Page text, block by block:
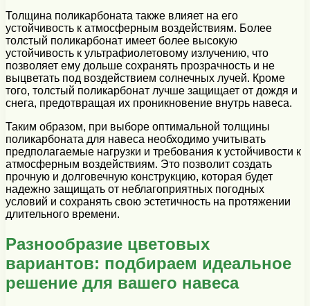
Толщина поликарбоната также влияет на его
устойчивость к атмосферным воздействиям. Более
толстый поликарбонат имеет более высокую
устойчивость к ультрафиолетовому излучению, что
позволяет ему дольше сохранять прозрачность и не
выцветать под воздействием солнечных лучей. Кроме
того, толстый поликарбонат лучше защищает от дождя и
снега, предотвращая их проникновение внутрь навеса.
Таким образом, при выборе оптимальной толщины
поликарбоната для навеса необходимо учитывать
предполагаемые нагрузки и требования к устойчивости к
атмосферным воздействиям. Это позволит создать
прочную и долговечную конструкцию, которая будет
надежно защищать от неблагоприятных погодных
условий и сохранять свою эстетичность на протяжении
длительного времени.
Разнообразие цветовых
вариантов: подбираем идеальное
решение для вашего навеса